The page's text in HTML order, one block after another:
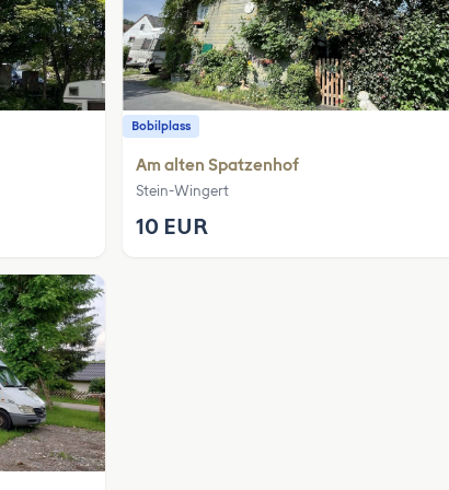
Bobilplass
Am alten Spatzenhof
Stein-Wingert
10 EUR